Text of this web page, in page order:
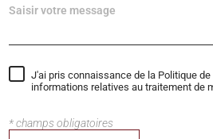
J'ai pris connaissance de la Politique
informations relatives au traitement de
* champs obligatoires